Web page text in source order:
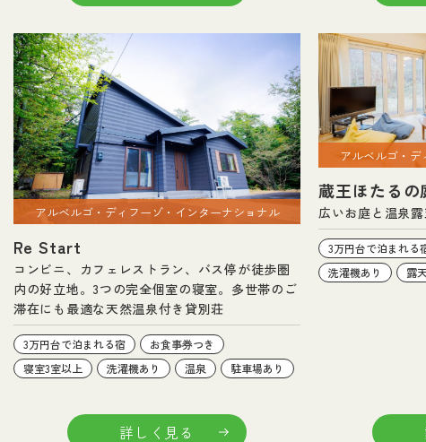
アルベルゴ・ディフーゾ・インターナショナル
Re Start
コンビニ、カフェレストラン、バス停が徒歩圏
内の好立地。3つの完全個室の寝室。多世帯のご
滞在にも最適な天然温泉付き貸別荘
3万円台で泊まれる宿
お食事券つき
寝室3室以上
洗濯機あり 温泉 駐車場あり
詳しく見る
アルベルゴ・
蔵王ほたるの
広いお庭と温泉
3万円台で泊まれる
洗濯機あり
露